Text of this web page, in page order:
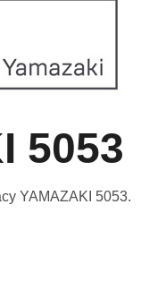
5053
YAMAZAKI 5053.